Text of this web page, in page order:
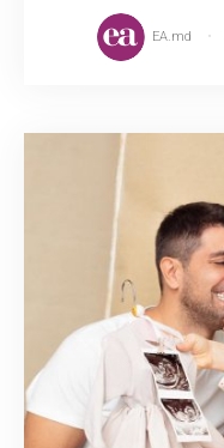
EA.md